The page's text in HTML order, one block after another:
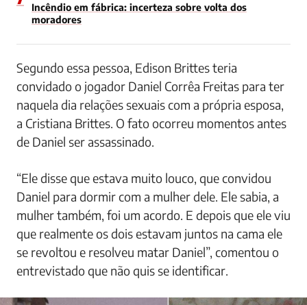
Incêndio em fábrica: incerteza sobre volta dos
moradores
Segundo essa pessoa, Edison Brittes teria
convidado o jogador Daniel Corrêa Freitas para ter
naquela dia relações sexuais com a própria esposa,
a Cristiana Brittes. O fato ocorreu momentos antes
de Daniel ser assassinado.
“Ele disse que estava muito louco, que convidou
Daniel para dormir com a mulher dele. Ele sabia, a
mulher também, foi um acordo. E depois que ele viu
que realmente os dois estavam juntos na cama ele
se revoltou e resolveu matar Daniel”, comentou o
entrevistado que não quis se identificar.